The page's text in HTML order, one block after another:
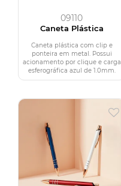
09110
Caneta Plástica
Caneta plástica com clip e
ponteira em metal. Possui
acionamento por clique e carga
esferográfica azul de 1.0mm.